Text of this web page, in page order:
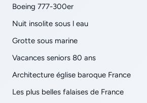
Boeing 777-300er
Nuit insolite sous l eau
Grotte sous marine
Vacances seniors 80 ans
Architecture église baroque France
Les plus belles falaises de France